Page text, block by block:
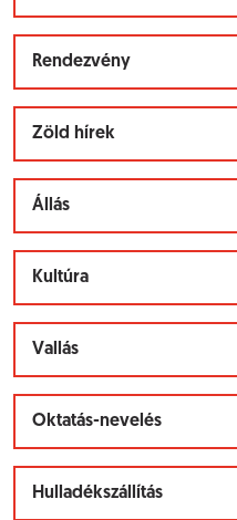
Rendezvény
Zöld hírek
Állás
Kultúra
Vallás
Oktatás-nevelés
Hulladékszállítás